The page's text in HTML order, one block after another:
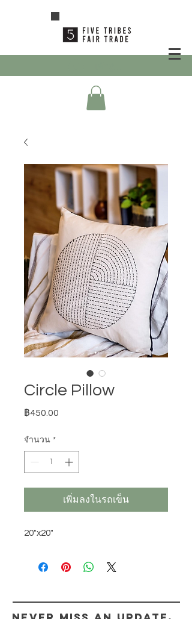
Circle Pillow
฿450.00
จำนวน *
เพิ่มลงในรถเข็น
20"x20"